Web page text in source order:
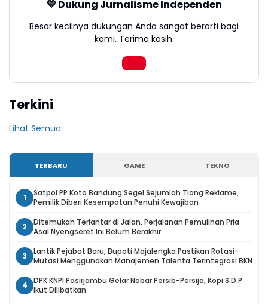
💛 Dukung Jurnalisme Independen
Besar kecilnya dukungan Anda sangat berarti bagi
kami. Terima kasih.
Terkini
Lihat Semua
TERBARU GAME TEKNO
1
Satpol PP Kota Bandung Segel Sejumlah Tiang Reklame,
Pemilik Diberi Kesempatan Penuhi Kewajiban
2
Ditemukan Terlantar di Jalan, Perjalanan Pemulihan Pria
Asal Nyengseret Ini Belum Berakhir
3
Lantik Pejabat Baru, Bupati Majalengka Pastikan Rotasi-
Mutasi Menggunakan Manajemen Talenta Terintegrasi BKN
4
DPK KNPI Pasirjambu Gelar Nobar Persib-Persija, Kopi S.D.P
Ikut Dilibatkan